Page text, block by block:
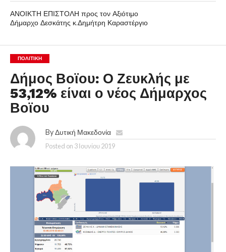
ΑΝΟΙΚΤΗ ΕΠΙΣΤΟΛΗ προς τον Αξιότιμο
Δήμαρχο Δεσκάτης κ.Δημήτρη Καραστέργιο
ΠΟΛΙΤΙΚΉ
Δήμος Βοϊου: Ο Ζευκλής με
53,12% είναι ο νέος Δήμαρχος
Βοϊου
By Δυτική Μακεδονία
Posted on 3 Ιουνίου 2019